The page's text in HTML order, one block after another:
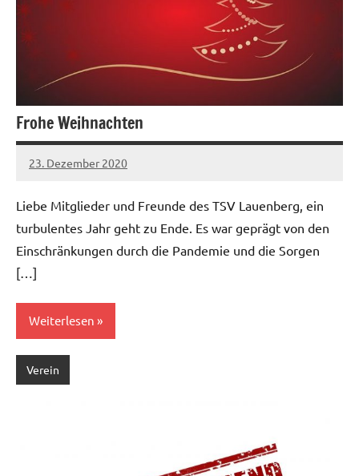
Frohe Weihnachten
23. Dezember 2020
Jens
Liebe Mitglieder und Freunde des TSV Lauenberg, ein
turbulentes Jahr geht zu Ende. Es war geprägt von den
Einschränkungen durch die Pandemie und die Sorgen
[…]
Weiterlesen
Verein